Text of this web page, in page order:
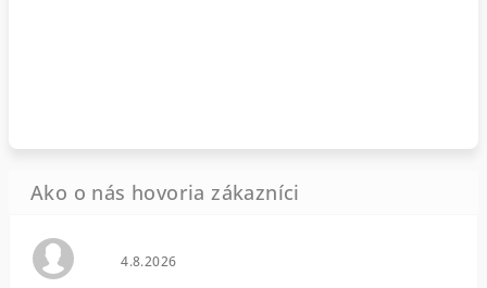
Hodnotenie obchodu je 0 z 5 hviezdičiek.
4.8.2026